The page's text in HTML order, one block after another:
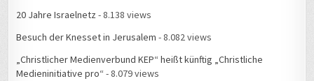
20 Jahre Israelnetz - 8.138 views
Besuch der Knesset in Jerusalem - 8.082 views
„Christlicher Medienverbund KEP“ heißt künftig „Christliche
Medieninitiative pro“ - 8.079 views